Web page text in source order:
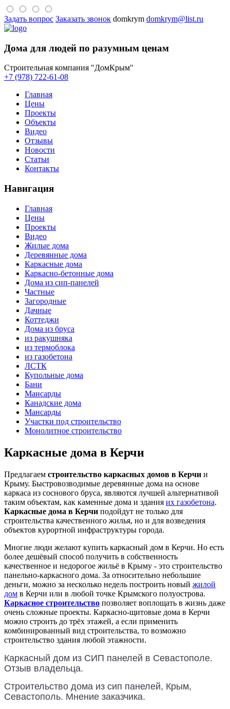
Задать вопрос Заказать звонок domkrym domkrym@list.ru
Дома для людей по разумным ценам
Строительная компания "ДомКрым"
+7 (978) 722-61-08
Главная
Цены
Проекты
Объекты
Видео
Отзывы
Новости
Статьи
Контакты
Навигация
Главная
Цены
Проекты
Видео
Жилые дома
Деревянные дома
Каркасные дома
Каркасно-бетонные дома
Дома из сип-панелей
Частные
Загородные
Дачные
Коттеджи
Дома из бруса
из ракушняка
из термоблока
из газобетона
ЛСТК
Купольные дома
Бани
Мансарды
Канадские дома
Мансарды
Участки под строительство
Монолитное строительство
Каркасные дома в Керчи
Предлагаем строительство каркасных домов в Керчи и
Крыму. Быстровозводимые деревянные дома на основе
каркаса из соснового бруса, являются лучшей альтернативой
таким объектам, как каменные дома и здания их газобетона.
Каркасные дома в Керчи подойдут не только для
строительства качественного жилья, но и для возведения
объектов курортной инфраструктуры города.
Многие люди желают купить каркасный дом в Керчи. Но есть
более дешёвый способ получить в собственность
качественное и недорогое жильё в Крыму - это строительство
панельно-каркасного дома. За относительно небольшие
деньги, можно за несколько недель построить новый жилой
дом в Керчи или в любой точке Крымского полуострова.
Каркасное строительство позволяет воплощать в жизнь даже
очень сложные проекты. Каркасно-щитовые дома в Керчи
можно строить до трёх этажей, а если применить
комбинированный вид строительства, то возможно
строительство здания любой этажности.
Каркасный дом из СИП панелей в Севастополе.
Отзыв владельца.
Строительство дома из сип панелей, Крым,
Севастополь. Мнение заказчика.